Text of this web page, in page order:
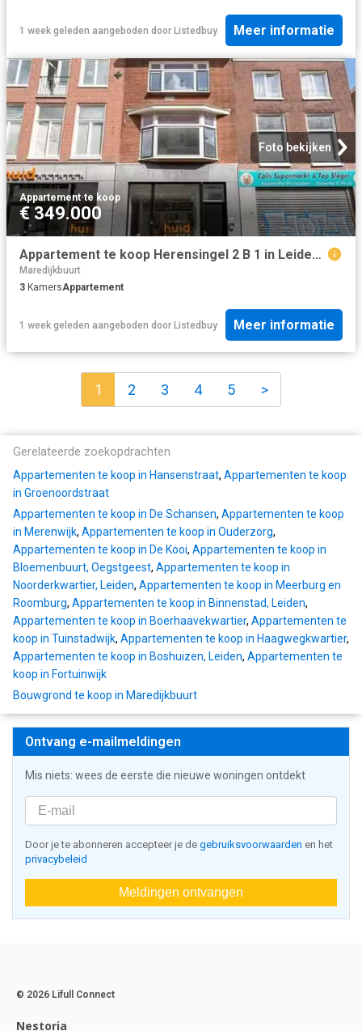
1 week geleden aangeboden door Listedbuy Meer informatie
Foto bekijken
Appartement·te koop
€ 349.000
Appartement te koop Herensingel 2 B 1 in Leiden voor € 349.000
Maredijkbuurt
3 KamersAppartement
1 week geleden aangeboden door Listedbuy Meer informatie
1 2 3 4 5 >
Gerelateerde zoekopdrachten
Appartementen te koop in Hansenstraat, Appartementen te koop
in Groenoordstraat
Appartementen te koop in De Schansen, Appartementen te koop
in Merenwijk, Appartementen te koop in Ouderzorg,
Appartementen te koop in De Kooi, Appartementen te koop in
Bloemenbuurt, Oegstgeest, Appartementen te koop in
Noorderkwartier, Leiden, Appartementen te koop in Meerburg en
Roomburg, Appartementen te koop in Binnenstad, Leiden,
Appartementen te koop in Boerhaavekwartier, Appartementen te
koop in Tuinstadwijk, Appartementen te koop in Haagwegkwartier,
Appartementen te koop in Boshuizen, Leiden, Appartementen te
koop in Fortuinwijk
Bouwgrond te koop in Maredijkbuurt
Ontvang e-mailmeldingen
Mis niets: wees de eerste die nieuwe woningen ontdekt
Door je te abonneren accepteer je de gebruiksvoorwaarden en het
privacybeleid
Meldingen ontvangen
© 2026 Lifull Connect
Nestoria